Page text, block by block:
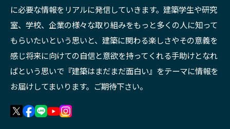
に必要な情報をリアルに発信していきます。建築学生や研究
室、学校、企業の様々な取り組みをもっと多くの人に知って
もらいたいという思いと、建築に関わる楽しさやその意義を
感じ将来に向けての自信と意欲を持ってくれる手助けとなれ
ばという思いで『建築はまだまだ面白い』をテーマに情報を
お届けしてまいります。ご期待下さい。